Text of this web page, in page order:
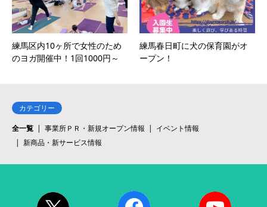
練馬区内10ヶ所で女性のため
のヨガ開催中！1回1000円～
練馬春日町に犬の保育園がオ
ープン！
カテゴリー
全一覧
事業所ＰＲ・新規オープン情報
イベント情報
新商品・新サービス情報